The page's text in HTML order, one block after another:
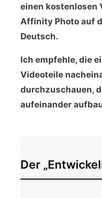
einen kostenlosen
Affinity Photo auf
Deutsch.
Ich empfehle, die
Videoteile
durchzuschauen,
aufeinander
Der